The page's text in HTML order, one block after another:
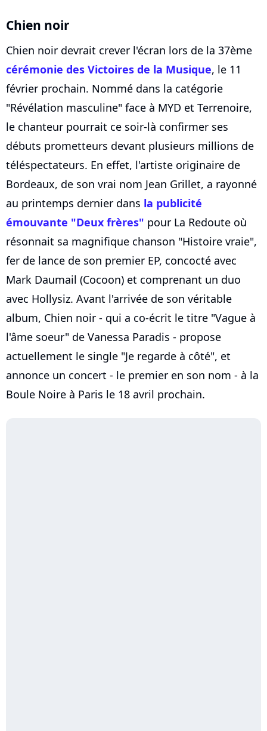
Chien noir
Chien noir devrait crever l'écran lors de la 37ème
cérémonie des Victoires de la Musique, le 11
février prochain. Nommé dans la catégorie
"Révélation masculine" face à MYD et Terrenoire,
le chanteur pourrait ce soir-là confirmer ses
débuts prometteurs devant plusieurs millions de
téléspectateurs. En effet, l'artiste originaire de
Bordeaux, de son vrai nom Jean Grillet, a rayonné
au printemps dernier dans la publicité
émouvante "Deux frères" pour La Redoute où
résonnait sa magnifique chanson "Histoire vraie",
fer de lance de son premier EP, concocté avec
Mark Daumail (Cocoon) et comprenant un duo
avec Hollysiz. Avant l'arrivée de son véritable
album, Chien noir - qui a co-écrit le titre "Vague à
l'âme soeur" de Vanessa Paradis - propose
actuellement le single "Je regarde à côté", et
annonce un concert - le premier en son nom - à la
Boule Noire à Paris le 18 avril prochain.